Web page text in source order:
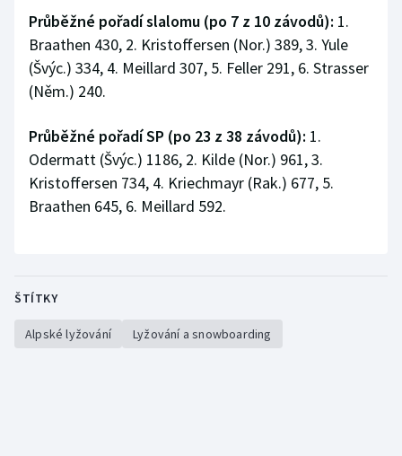
Ostatní
Průběžné pořadí slalomu (po 7 z 10 závodů): 1.
Braathen 430, 2. Kristoffersen (Nor.) 389, 3. Yule
(Švýc.) 334, 4. Meillard 307, 5. Feller 291, 6. Strasser
(Něm.) 240.
Průběžné pořadí SP (po 23 z 38 závodů): 1.
Odermatt (Švýc.) 1186, 2. Kilde (Nor.) 961, 3.
Kristoffersen 734, 4. Kriechmayr (Rak.) 677, 5.
Braathen 645, 6. Meillard 592.
ŠTÍTKY
Alpské lyžování Lyžování a snowboarding